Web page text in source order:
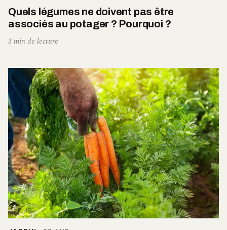
Quels légumes ne doivent pas être
associés au potager ? Pourquoi ?
3 min de lecture